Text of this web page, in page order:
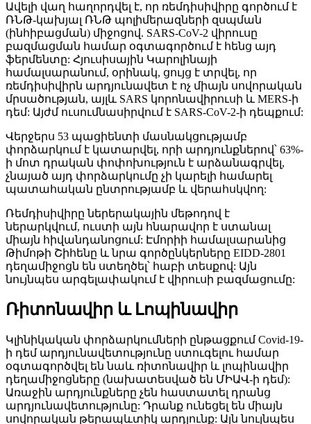
Ավելի վաղ հաղորդվել է, որ ռեմդիսիվիրը գործում է
ՌՆԹ-կախյալ ՌՆԹ պոլիմերազների զսպման
(ինհիբացման) միջոցով. SARS-CoV-2 վիրուսը
բազմացման համար օգտագործում է հենց այդ
ֆերմենտը: Հյուսիսային Կարոլինայի
համալսարանում, օրինակ, ցույց է տրվել, որ
ռեմդիսիվիրն արդյունավետ է ոչ միայն սովորական
մրսածության, այլև SARS կորոնավիրուսի և MERS-ի
դեմ: Այժմ ուսումնասիրվում է SARS-CoV-2-ի դեպքում:
Վերջերս 53 պացիենտի մասնակցությամբ
փորձարկում է կատարվել, որի արդյունքներով՝ 63%-
ի մոտ դրական փոփոխություն է արձանագրվել,
չնայած այդ փորձարկումը չի կարելի համարել
պատահական ընտրությամբ և վերահսկվող:
Ռեմդիսիվիրը ներերակային մեթոդով է
ներարկվում, ուստի այն հնարավոր է ստանալ
միայն հիվանդանոցում: Էմորիի համալսարանից
Թիմոթի Շիհենը և նրա գործընկերները EIDD-2801
դեղամիջոցն են ստեղծել՝ հաբի տեսքով: Այն
նույնպես արգելափակում է վիրուսի բազմացումը:
Ռիտոնավիր և Լոպինավիր
Կլինիկական փորձարկումների ընթացքում Covid-19-
ի դեմ արդյունավետությունը ստուգելու համար
օգտագործվել են նաև ռիտոնավիր և լոպինավիր
դեղամիջոցները (նախատեսված են ՄԻԱՎ-ի դեմ):
Առաջին արդյունքները չեն հաստատել դրանց
արդյունավետությունը: Դրանք ունեցել են միայն
սովորական թերապևտիկ արդյունք: Այն նույնպես